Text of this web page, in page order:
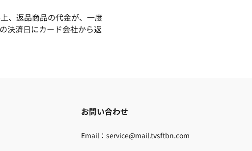
、返品商品の代金が、一度
決済日にカード会社から返
お問い合わせ
Email：service@mail.tvsftbn.com